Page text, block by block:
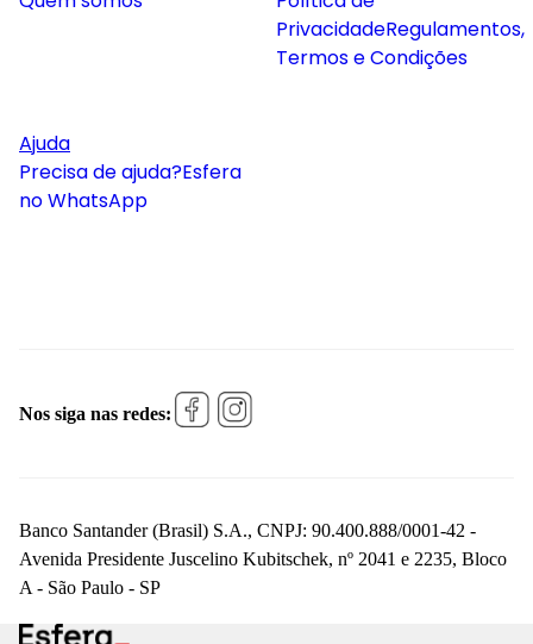
PrivacidadeRegulamentos,
Termos e Condições
Ajuda
Precisa de ajuda?Esfera
no WhatsApp
Nos siga nas redes:
Banco Santander (Brasil) S.A., CNPJ: 90.400.888/0001-42 -
Avenida Presidente Juscelino Kubitschek, nº 2041 e 2235, Bloco
A - São Paulo - SP